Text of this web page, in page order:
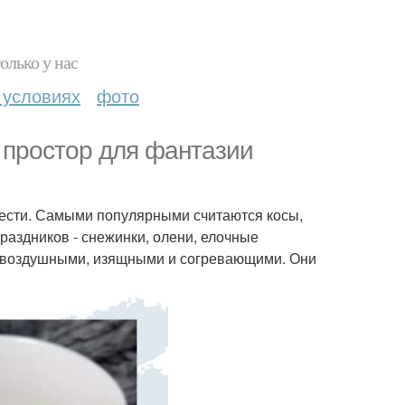
у нас
фото
для фантазии
Самыми популярными считаются косы,
- снежинки, олени, елочные
воздушными, изящными и согревающими. Они